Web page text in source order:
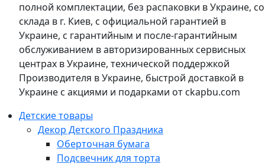
полной комплектации, без распаковки в Украине, со
склада в г. Киев, с официальной гарантией в
Украине, с гарантийным и после-гарантийным
обслуживанием в авторизированных сервисных
центрах в Украине, технической поддержкой
Производителя в Украине, быстрой доставкой в
Украине с акциями и подарками от ckapbu.com
Детские товары
Декор Детского Праздника
Оберточная бумага
Подсвечник для торта